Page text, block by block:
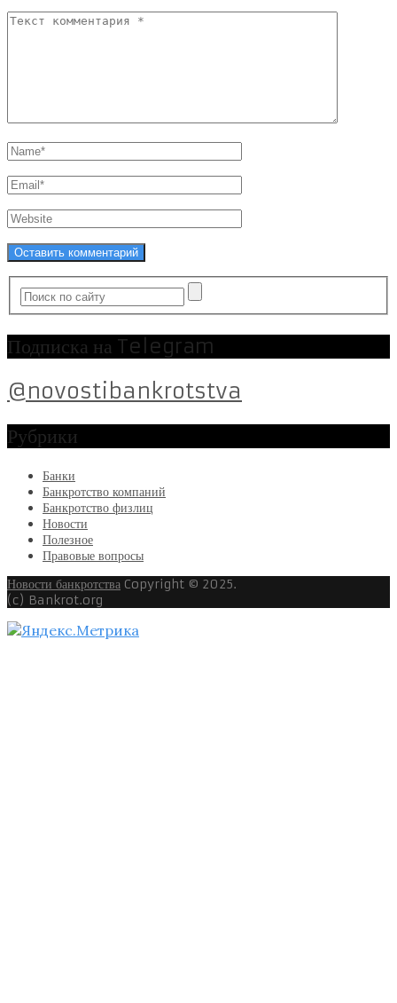
Подписка на Telegram
@novostibankrotstva
Рубрики
Банки
Банкротство компаний
Банкротство физлиц
Новости
Полезное
Правовые вопросы
Новости банкротства Copyright © 2025.
(c) Bankrot.org